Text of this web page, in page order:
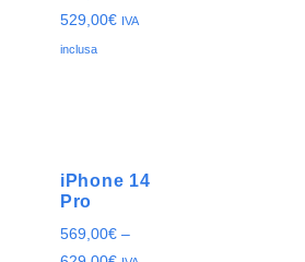
529,00€ IVA
inclusa
iPhone 14
Pro
569,00€ –